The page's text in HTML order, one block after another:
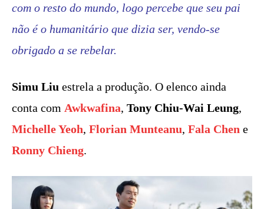
com o resto do mundo, logo percebe que seu pai
não é o humanitário que dizia ser, vendo-se
obrigado a se rebelar.
Simu Liu estrela a produção. O elenco ainda
conta com Awkwafina, Tony Chiu-Wai Leung,
Michelle Yeoh, Florian Munteanu, Fala Chen e
Ronny Chieng.